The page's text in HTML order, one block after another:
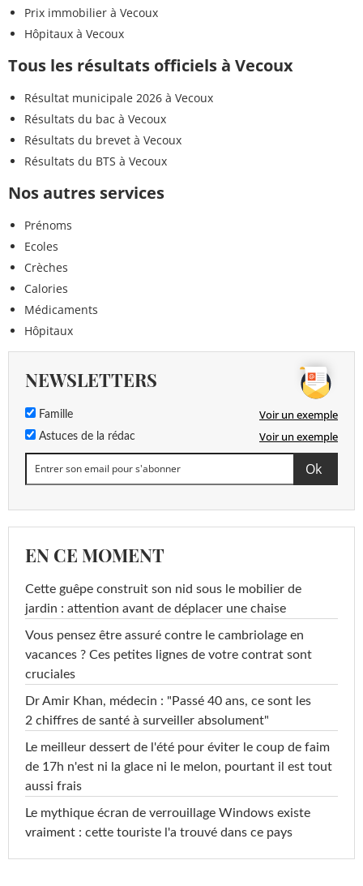
Prix immobilier à Vecoux
Hôpitaux à Vecoux
Tous les résultats officiels à Vecoux
Résultat municipale 2026 à Vecoux
Résultats du bac à Vecoux
Résultats du brevet à Vecoux
Résultats du BTS à Vecoux
Nos autres services
Prénoms
Ecoles
Crèches
Calories
Médicaments
Hôpitaux
NEWSLETTERS
Famille Voir un exemple
Astuces de la rédac Voir un exemple
EN CE MOMENT
Cette guêpe construit son nid sous le mobilier de
jardin : attention avant de déplacer une chaise
Vous pensez être assuré contre le cambriolage en
vacances ? Ces petites lignes de votre contrat sont
cruciales
Dr Amir Khan, médecin : "Passé 40 ans, ce sont les
2 chiffres de santé à surveiller absolument"
Le meilleur dessert de l'été pour éviter le coup de faim
de 17h n'est ni la glace ni le melon, pourtant il est tout
aussi frais
Le mythique écran de verrouillage Windows existe
vraiment : cette touriste l'a trouvé dans ce pays